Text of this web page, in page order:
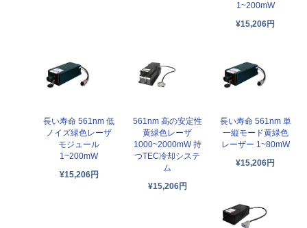
1~200mW
¥15,206円
長い寿命 561nm 低
ノイズ緑色レーザ
モジュール
1~200mW
¥15,206円
561nm 高の安定性
黄緑色レーザ
1000~2000mW 持
つTEC冷却システ
ム
¥15,206円
長い寿命 561nm 単
一縦モード黄緑色
レーザー 1~80mW
¥15,206円